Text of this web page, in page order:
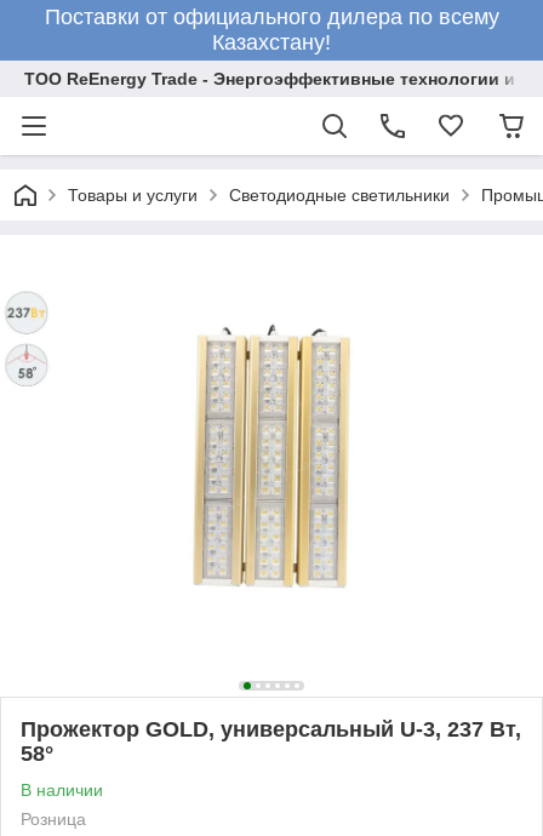
Поставки от официального дилера по всему
Казахстану!
ТОО ReEnergy Trade - Энергоэффективные технологии и
Товары и услуги Светодиодные светильники
Прожектор GOLD, универсальный U-3, 237 Вт,
58°
В наличии
Розница